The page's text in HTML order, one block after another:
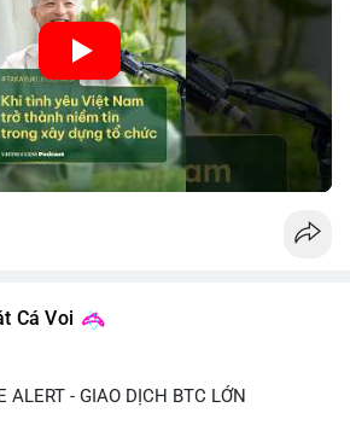
thu hút vốn đầu tư.
tại:
Cá Voi
ALERT - GIAO DỊCH BTC LỚN